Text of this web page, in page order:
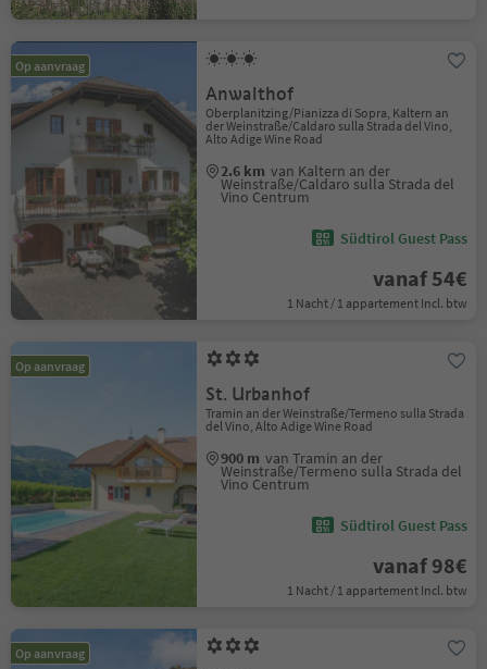
Op aanvraag
Anwalthof
Oberplanitzing/Pianizza di Sopra, Kaltern an
der Weinstraße/Caldaro sulla Strada del Vino,
Alto Adige Wine Road
2.6 km van Kaltern an der
Weinstraße/Caldaro sulla Strada del
Vino Centrum
Südtirol Guest Pass
vanaf 54€
1 Nacht / 1 appartement Incl. btw
Op aanvraag
St. Urbanhof
Tramin an der Weinstraße/Termeno sulla Strada
del Vino, Alto Adige Wine Road
900 m van Tramin an der
Weinstraße/Termeno sulla Strada del
Vino Centrum
Südtirol Guest Pass
vanaf 98€
1 Nacht / 1 appartement Incl. btw
Op aanvraag